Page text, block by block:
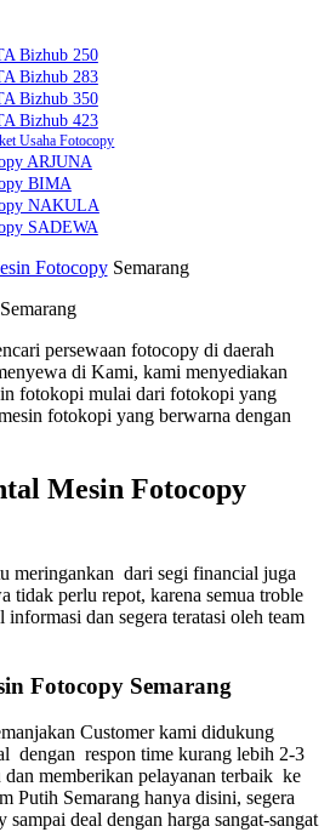
Bizhub 250
Bizhub 283
Bizhub 350
Bizhub 423
Usaha Fotocopy
ARJUNA
BIMA
NAKULA
SADEWA
FotocopySemarang
persewaan fotocopy di daerah
di Kami, kami menyediakan
fotokopi mulai dari fotokopi yang
fotokopi yang berwarna dengan
Mesin Fotocopy
meringankan dari segi financial juga
tidak perlu repot, karena semua troble
dan segera teratasi oleh team
Fotocopy Semarang
Customer kami didukung
dengan respon time kurang lebih 2-3
memberikan pelayanan terbaik ke
Putih Semarang hanya disini, segera
deal dengan harga sangat-sangat